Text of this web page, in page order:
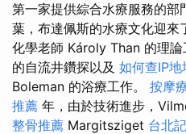
第一家提供綜合水療服務的
葉，布達佩斯的水療文化迎
化學老師 Károly Than 的理
的自流井鑽探以及 如何查IP地
Boleman 的浴療工作。 按摩
推薦 年，由於技術進步，
整骨推薦 Margitsziget 台北